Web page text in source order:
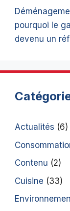
pourquoi le
devenu un
Actualités (6)
Contenu (2)
Cuisine (33)